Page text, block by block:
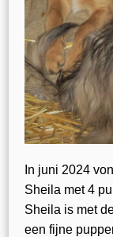
In juni 2024
Sheila met 4
Sheila is met
een fijne